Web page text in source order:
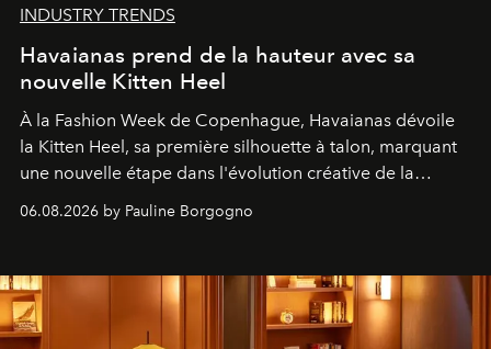
INDUSTRY TRENDS
Havaianas prend de la hauteur avec sa
nouvelle Kitten Heel
À la Fashion Week de Copenhague, Havaianas dévoile
la Kitten Heel, sa première silhouette à talon, marquant
une nouvelle étape dans l'évolution créative de la
06.08.2026 by Pauline Borgogno